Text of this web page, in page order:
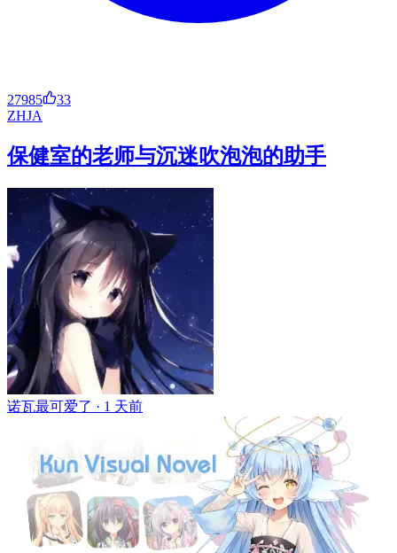
27985
33
ZHJA
保健室的老师与沉迷吹泡泡的助手
诺瓦最可爱了 · 1 天前